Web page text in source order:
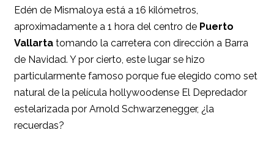
Edén de Mismaloya está a 16 kilómetros,
aproximadamente a 1 hora del centro de Puerto
Vallarta tomando la carretera con dirección a Barra
de Navidad. Y por cierto, este lugar se hizo
particularmente famoso porque fue elegido como set
natural de la película hollywoodense El Depredador
estelarizada por Arnold Schwarzenegger, ¿la
recuerdas?